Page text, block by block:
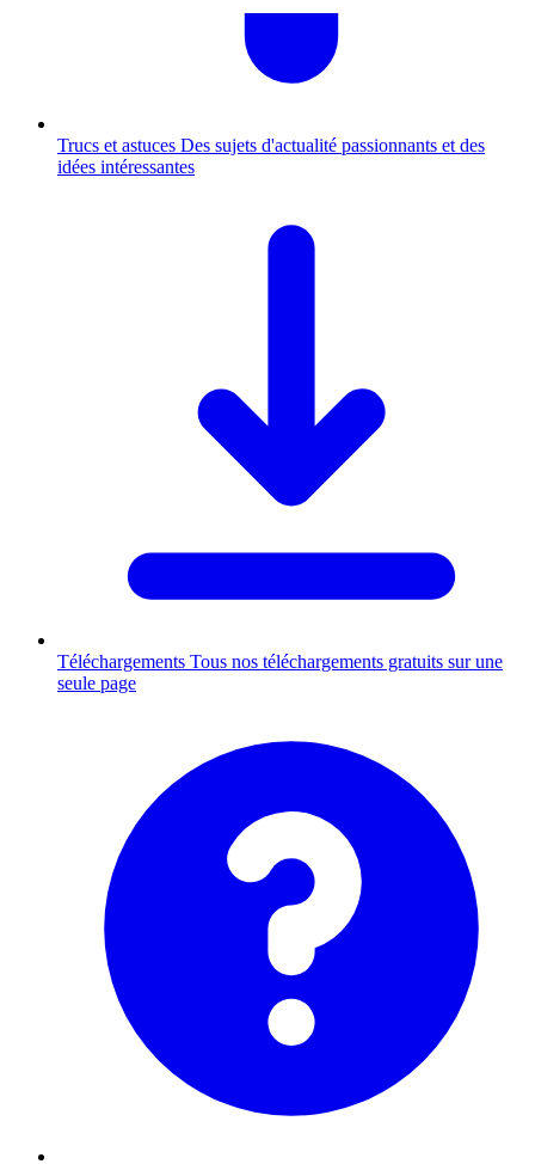
Trucs et astuces Des sujets d'actualité passionnants et des
idées intéressantes
Téléchargements Tous nos téléchargements gratuits sur une
seule page